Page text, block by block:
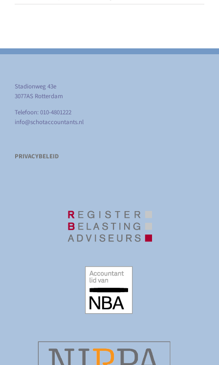
Stadionweg 43e
3077AS Rotterdam
Telefoon: 010-4801222
info@schotaccountants.nl
PRIVACYBELEID